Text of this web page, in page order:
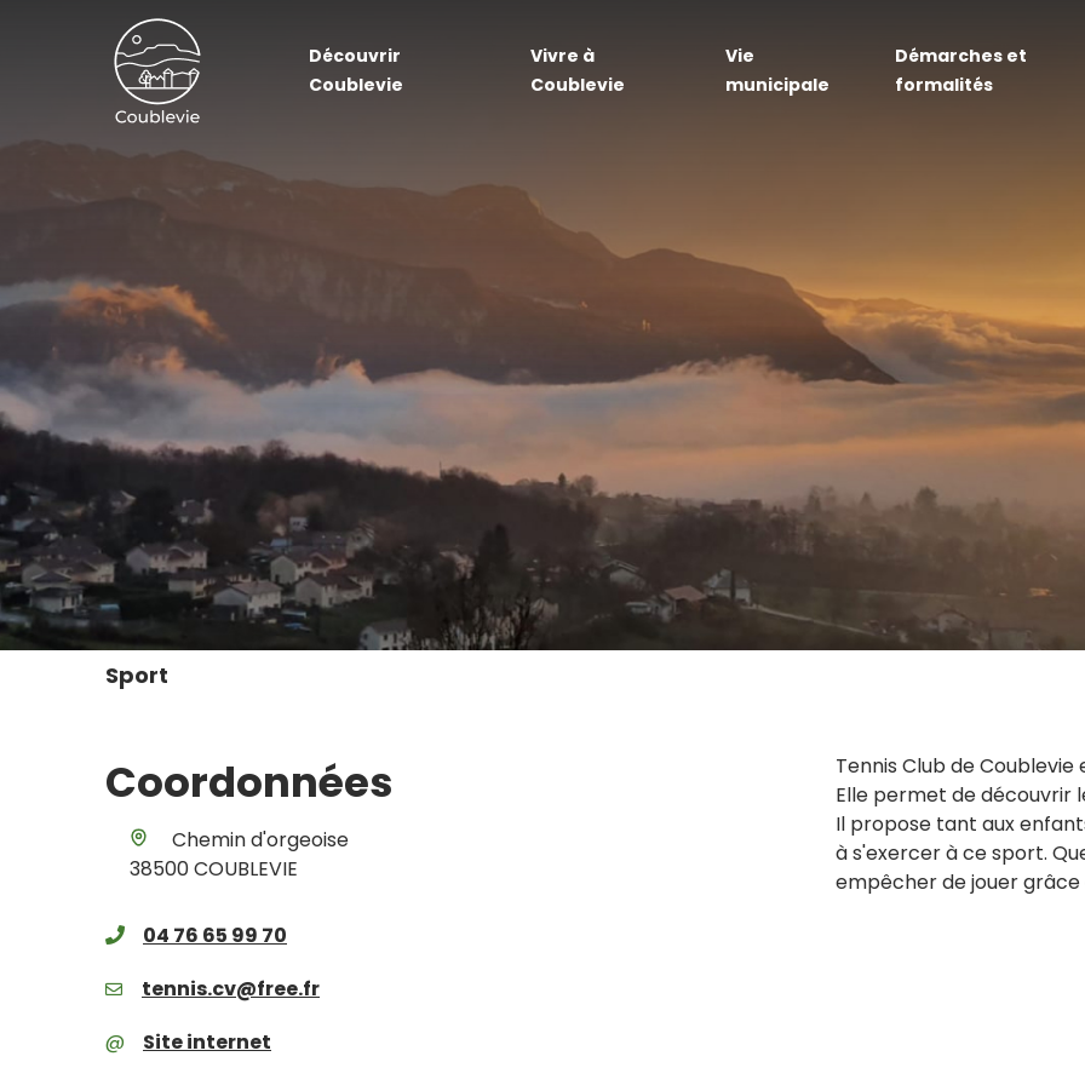
Découvrir
Coublevie
Vivre à
Coublevie
Vie
municipale
Démarches et
formalités
Sport
Coordonnées
Chemin d'orgeoise
38500 COUBLEVIE
04 76 65 99 70
tennis.cv@free.fr
Site internet
Tennis Club de Coublevie
Elle permet de découvrir
Il propose tant aux
à s'exercer à ce sport.
empêcher de jouer grâce